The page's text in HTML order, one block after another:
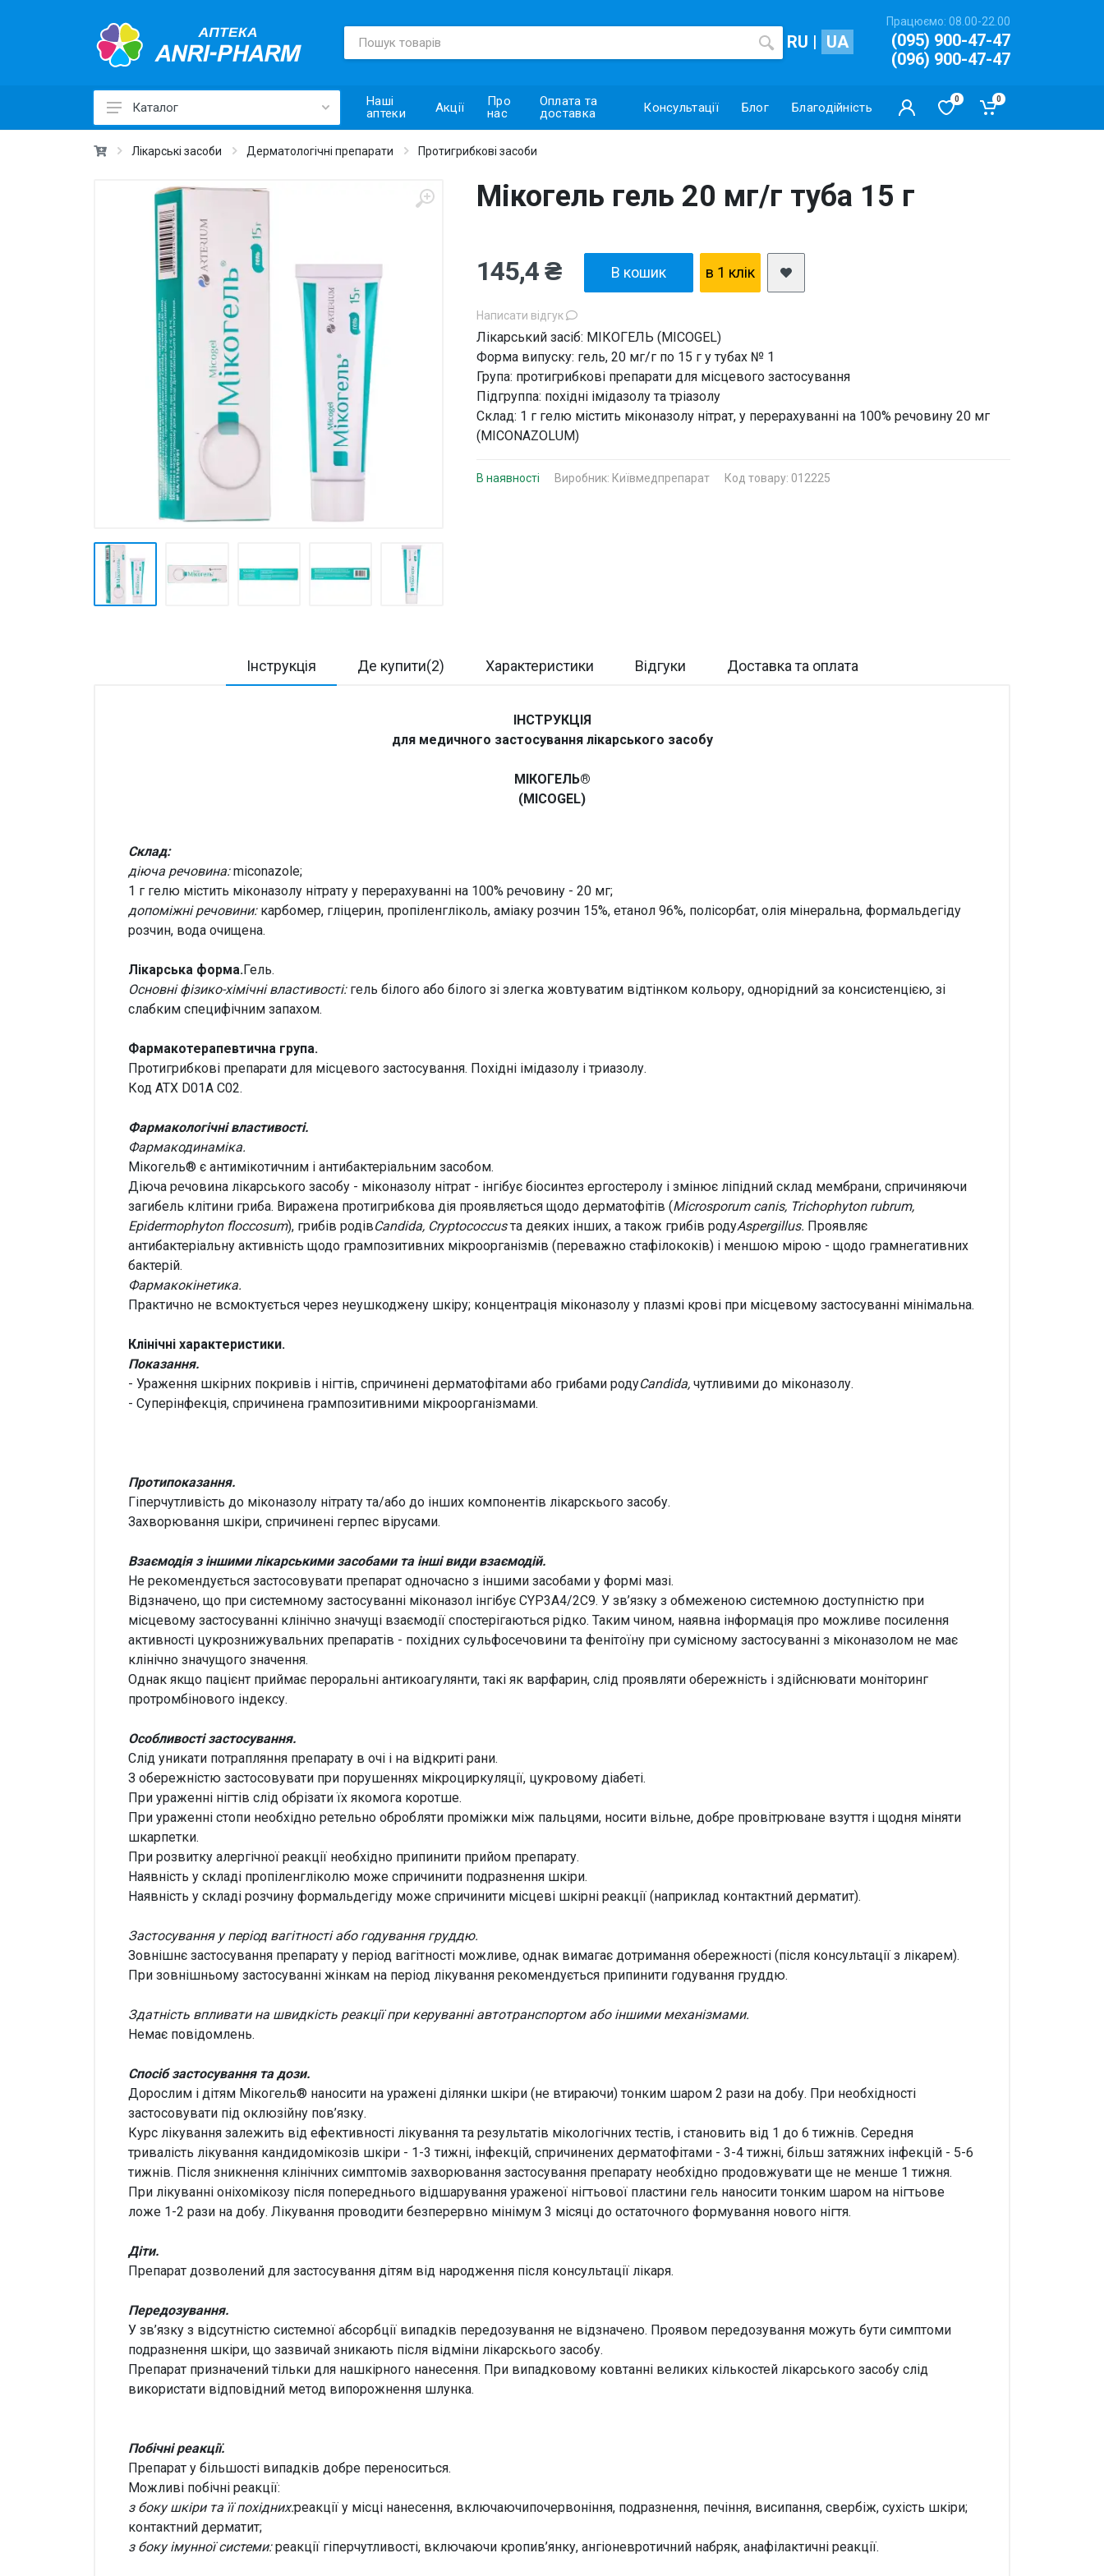
RU | UA
Працюємо: 08.00-22.00
(095) 900-47-47
(096) 900-47-47
Каталог
Лікарські засоби ›
Медичні товари та техніка ›
Лікувальна косметика ›
Краса та догляд ›
Вітаміни та добавки ›
Щоденна гігієна ›
Для дітей та мам ›
Товари для дому ›
Косметика CODERMA KIDS
Наші
аптеки
Акції
Про
нас
Оплата та
доставка
Консультації Блог Благодійність
0 0
Лікарські засоби Дерматологічні препарати Протигрибкові засоби
Мікогель гель 20 мг/г туба 15 г
Написати відгук
Лікарський засіб: МІКОГЕЛЬ (MICOGEL)
Форма випуску: гель, 20 мг/г по 15 г у тубах № 1
Група: протигрибкові препарати для місцевого застосування
Підгруппа: похідні імідазолу та тріазолу
Склад: 1 г гелю містить міконазолу нітрат, у перерахуванні на 100% речовину 20 мг
(MICONAZOLUM)
В наявності Виробник: Київмедпрепарат Код товару: 012225
145,4 ₴ В кошик в 1 клiк
Інструкція Де купити(2) Характеристики Відгуки Доставка та оплата
ІНСТРУКЦІЯ
для медичного застосування лікарського засобу
МІКОГЕЛЬ®
(MICOGEL)
Склад:
діюча речовина:miconazolе;
1 г гелю містить міконазолу нітрату у перерахуванні на 100% речовину - 20 мг;
допоміжні речовини:карбомер, гліцерин, пропіленгліколь, аміаку розчин 15%, етанол 96%, полісорбат, олія мінеральна, формальдегіду
розчин, вода очищена.
Лікарська форма.Гель.
Основні фізико-хімічні властивості:гель білого або білого зі злегка жовтуватим відтінком кольору, однорідний за консистенцією, зі
слабким специфічним запахом.
Фармакотерапевтична група.
Протигрибкові препарати для місцевого застосування. Похідні імідазолу і триазолу.
Код АТХ D01A C02.
Фармакологічні властивості.
Фармакодинаміка.
Мікогель® є антимікотичним і антибактеріальним засобом.
Діюча речовина лікарського засобу - міконазолу нітрат - інгібує біосинтез ергостеролу і змінює ліпідний склад мембрани, спричиняючи
загибель клітини гриба. Виражена протигрибкова дія проявляється щодо дерматофітів (Microsporum canis, Trichophyton rubrum,
Epidermophyton floccosum), грибів родівCandida, Cryptococcusта деяких інших, а також грибів родуAspergillus. Проявляє
антибактеріальну активність щодо грампозитивних мікроорганізмів (переважно стафілококів) і меншою мірою - щодо грамнегативних
бактерій.
Фармакокінетика.
Практично не всмоктується через неушкоджену шкіру; концентрація міконазолу у плазмі крові при місцевому застосуванні мінімальна.
Клінічні характеристики.
Показання.
- Ураження шкірних покривів і нігтів, спричинені дерматофітами або грибами родуCandida, чутливими до міконазолу.
- Суперінфекція, спричинена грампозитивними мікроорганізмами.
Протипоказання.
Гіперчутливість до міконазолу нітрату та/або до інших компонентів лікарскього засобу.
Захворювання шкіри, спричинені герпес вірусами.
Взаємодія з іншими лікарськими засобами та інші види взаємодій.
Не рекомендується застосовувати препарат одночасно з іншими засобами у формі мазі.
Відзначено, що при системному застосуванні міконазол інгібує CYP3A4/2C9. У зв’язку з обмеженою системною доступністю при
місцевому застосуванні клінічно значущі взаємодії спостерігаються рідко. Таким чином, наявна інформація про можливе посилення
активності цукрознижувальних препаратів - похідних сульфосечовини та фенітоїну при сумісному застосуванні з міконазолом не має
клінічно значущого значення.
Однак якщо пацієнт приймає пероральні антикоагулянти, такі як варфарин, слід проявляти обережність і здійснювати моніторинг
протромбінового індексу.
Особливості застосування.
Слід уникати потрапляння препарату в очі і на відкриті рани.
З обережністю застосовувати при порушеннях мікроциркуляції, цукровому діабеті.
При ураженні нігтів слід обрізати їх якомога коротше.
При ураженні стопи необхідно ретельно обробляти проміжки між пальцями, носити вільне, добре провітрюване взуття і щодня міняти
шкарпетки.
При розвитку алергічної реакції необхідно припинити прийом препарату.
Наявність у складі пропіленгліколю може спричинити подразнення шкіри.
Наявність у складі розчину формальдегіду може спричинити місцеві шкірні реакції (наприклад контактний дерматит).
Застосування у період вагітності або годування груддю.
Зовнішнє застосування препарату у період вагітності можливе, однак вимагає дотримання обережності (після консультації з лікарем).
При зовнішньому застосуванні жінкам на період лікування рекомендується припинити годування груддю.
Здатність впливати на швидкість реакції при керуванні автотранспортом або іншими механізмами.
Немає повідомлень.
Спосіб застосування та дози.
Дорослим і дітям Мікогель® наносити на уражені ділянки шкіри (не втираючи) тонким шаром 2 рази на добу. При необхідності
застосовувати під оклюзійну пов’язку.
Курс лікування залежить від ефективності лікування та результатів мікологічних тестів, і становить від 1 до 6 тижнів. Середня
тривалість лікування кандидомікозів шкіри - 1-3 тижні, інфекцій, спричинених дерматофітами - 3-4 тижні, більш затяжних інфекцій - 5-6
тижнів. Після зникнення клінічних симптомів захворювання застосування препарату необхідно продовжувати ще не менше 1 тижня.
При лікуванні оніхомікозу після попереднього відшарування ураженої нігтьової пластини гель наносити тонким шаром на нігтьове
ложе 1-2 рази на добу. Лікування проводити безперервно мінімум 3 місяці до остаточного формування нового нігтя.
Діти.
Препарат дозволений для застосування дітям від народження після консультації лікаря.
Передозування.
У зв’язку з відсутністю системної абсорбції випадків передозування не відзначено. Проявом передозування можуть бути симптоми
подразнення шкіри, що зазвичай зникають після відміни лікарскього засобу.
Препарат призначений тільки для нашкірного нанесення. При випадковому ковтанні великих кількостей лікарського засобу слід
використати відповідний метод випорожнення шлунка.
Побічні реакції.
Препарат у більшості випадків добре переноситься.
Можливі побічні реакції:
з боку шкіри та її похідних:реакції у місці нанесення, включаючипочервоніння, подразнення, печіння, висипання, свербіж, сухість шкіри;
контактний дерматит;
з боку імунної системи:реакції гіперчутливості, включаючи кропив’янку, ангіоневротичний набряк, анафілактичні реакції.